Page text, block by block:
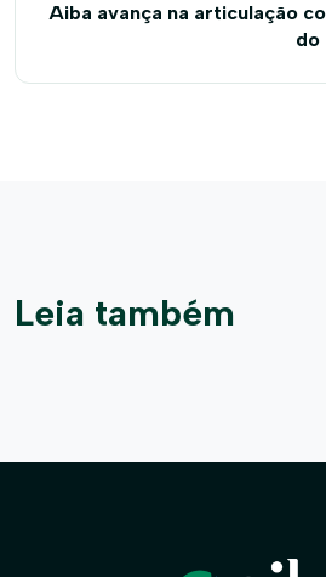
Aiba avança na articulação
do
Leia também